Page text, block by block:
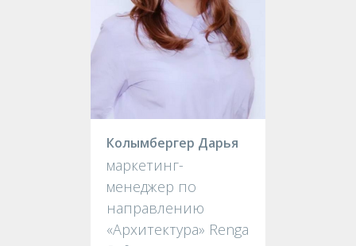
Колымбергер Дарья
маркетинг-
менеджер по
направлению
«Архитектура» Renga